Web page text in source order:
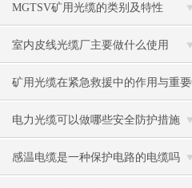
MGTSV矿用光缆的类别及特性
室内皮线光缆厂主要做什么使用
矿用光缆在紧急救援中的作用与重要
性
电力光缆可以做哪些安全防护措施
感温电缆是一种保护电路的电缆吗